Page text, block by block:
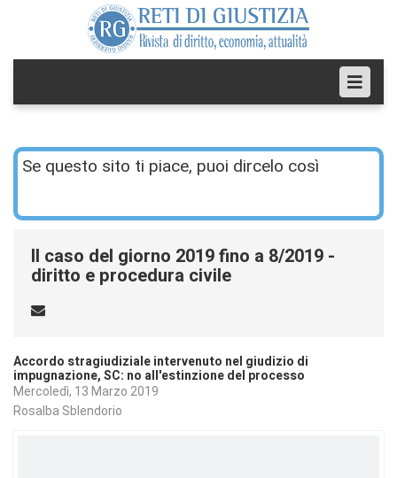
Se questo sito ti piace, puoi dircelo così
Il caso del giorno 2019 fino a 8/2019 -
diritto e procedura civile
Accordo stragiudiziale intervenuto nel giudizio di
impugnazione, SC: no all'estinzione del processo
Mercoledì, 13 Marzo 2019
Rosalba Sblendorio